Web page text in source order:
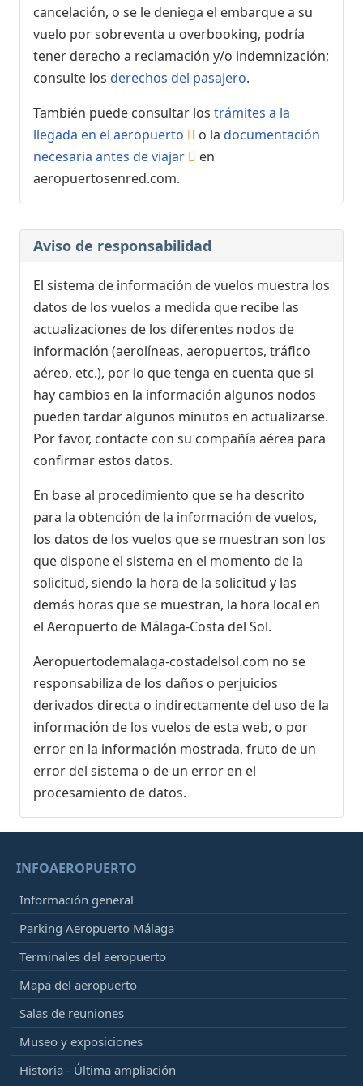
cancelación, o se le deniega el embarque a su
vuelo por sobreventa u overbooking, podría
tener derecho a reclamación y/o indemnización;
consulte los derechos del pasajero.
También puede consultar los trámites a la
llegada en el aeropuerto
o la documentación
necesaria antes de viajar
en
aeropuertosenred.com.
Aviso de responsabilidad
El sistema de información de vuelos muestra los
datos de los vuelos a medida que recibe las
actualizaciones de los diferentes nodos de
información (aerolíneas, aeropuertos, tráfico
aéreo, etc.), por lo que tenga en cuenta que si
hay cambios en la información algunos nodos
pueden tardar algunos minutos en actualizarse.
Por favor, contacte con su compañía aérea para
confirmar estos datos.
En base al procedimiento que se ha descrito
para la obtención de la información de vuelos,
los datos de los vuelos que se muestran son los
que dispone el sistema en el momento de la
solicitud, siendo la hora de la solicitud y las
demás horas que se muestran, la hora local en
el Aeropuerto de Málaga-Costa del Sol.
Aeropuertodemalaga-costadelsol.com no se
responsabiliza de los daños o perjuicios
derivados directa o indirectamente del uso de la
información de los vuelos de esta web, o por
error en la información mostrada, fruto de un
error del sistema o de un error en el
procesamiento de datos.
INFOAEROPUERTO
Información general
Parking Aeropuerto Málaga
Terminales del aeropuerto
Mapa del aeropuerto
Salas de reuniones
Museo y exposiciones
Historia - Última ampliación